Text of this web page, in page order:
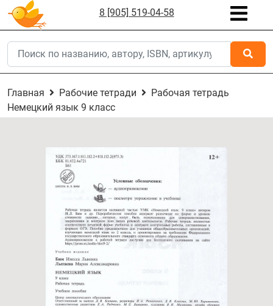
8 [905] 519-04-58
Главная Рабочие тетради
Рабочая тетрадь
Немецкий язык 9 класс